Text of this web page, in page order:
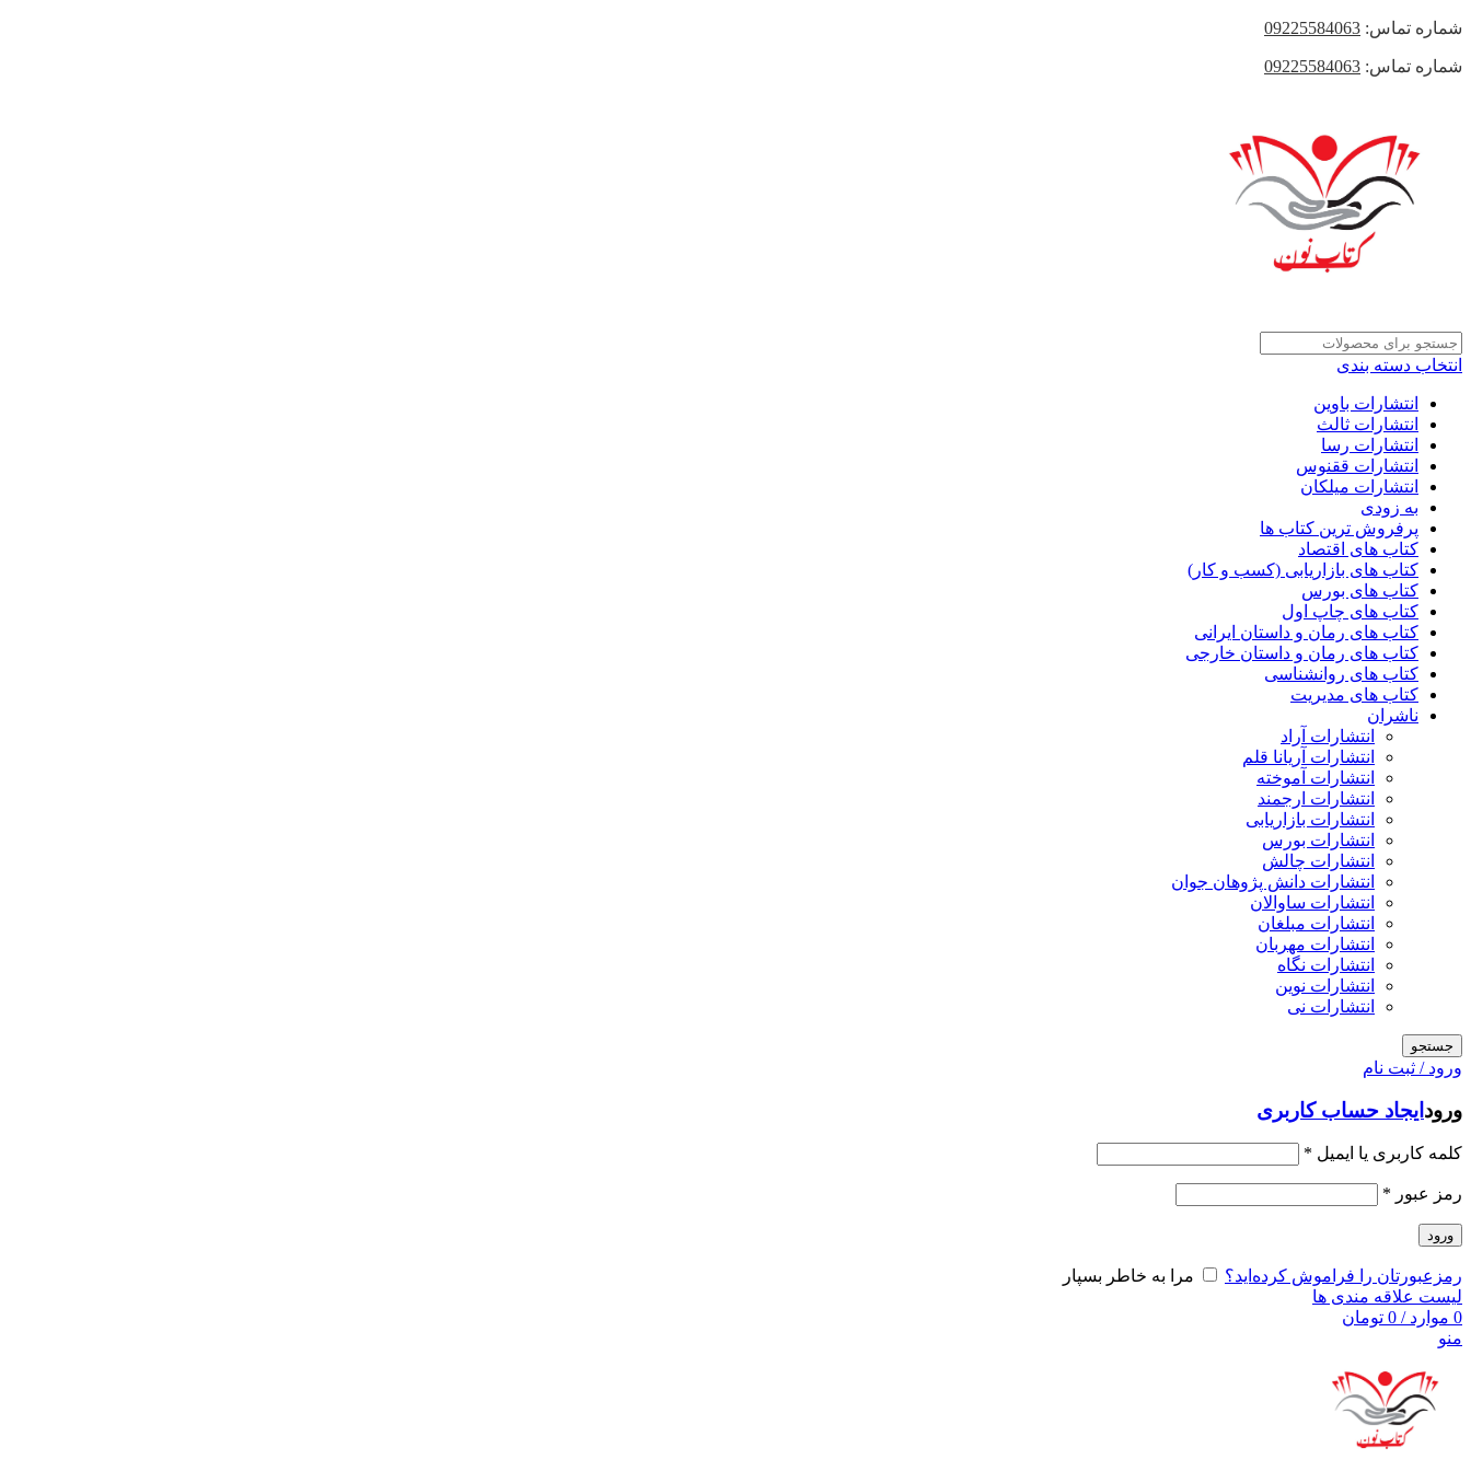
شماره تماس: 09225584063
شماره تماس: 09225584063
انتخاب دسته بندی
انتشارات باوین
انتشارات ثالث
انتشارات رسا
انتشارات ققنوس
انتشارات میلکان
به زودی
پرفروش ترین کتاب ها
کتاب های اقتصاد
کتاب های بازاریابی (کسب و کار)
کتاب های بورس
کتاب های چاپ اول
کتاب های رمان و داستان ایرانی
کتاب های رمان و داستان خارجی
کتاب های روانشناسی
کتاب های مدیریت
ناشران
انتشارات آراد
انتشارات آریانا قلم
انتشارات آموخته
انتشارات ارجمند
انتشارات بازاریابی
انتشارات بورس
انتشارات چالش
انتشارات دانش پژوهان جوان
انتشارات ساوالان
انتشارات مبلغان
انتشارات مهربان
انتشارات نگاه
انتشارات نوین
انتشارات نی
جستجو
ورود / ثبت نام
ورود ایجاد حساب کاربری
کلمه کاربری یا ایمیل *
رمز عبور *
ورود
رمزعبورتان را فراموش کرده‌اید؟
مرا به خاطر بسپار
لیست علاقه مندی ها
0 موارد /
0 تومان
منو